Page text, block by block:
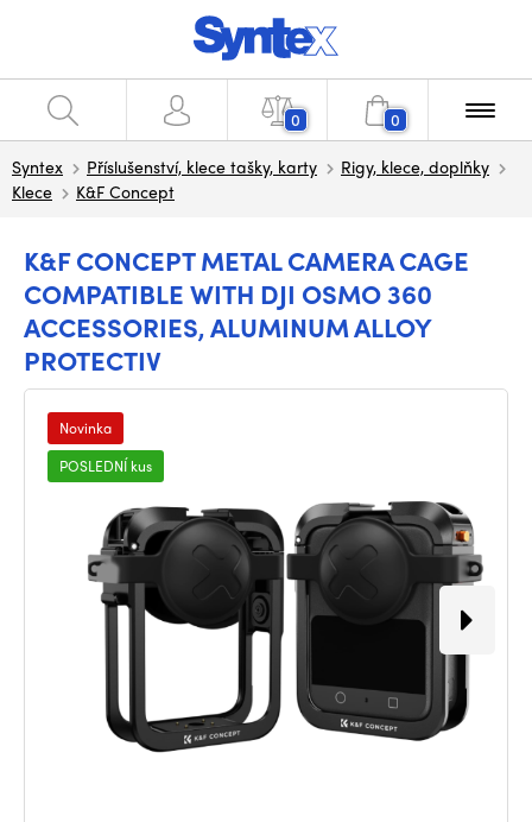
0 0
Syntex Příslušenství, klece tašky, karty
Rigy, klece, doplňky
Klece
K&F Concept
K&F CONCEPT METAL CAMERA CAGE
COMPATIBLE WITH DJI OSMO 360
ACCESSORIES, ALUMINUM ALLOY
PROTECTIV
Novinka
POSLEDNÍ kus